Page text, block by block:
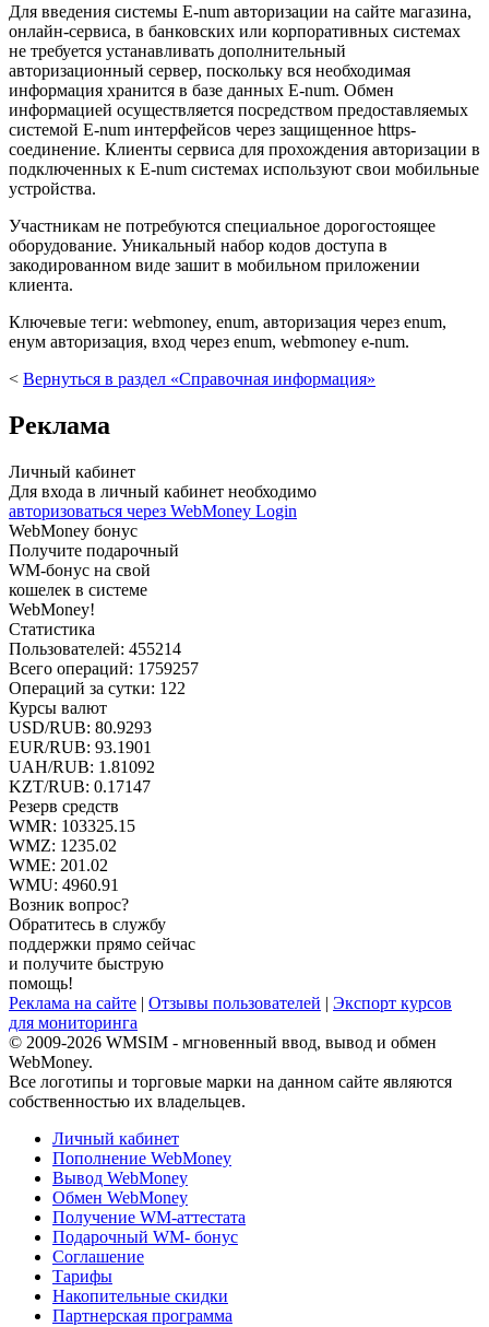
Для введения системы E-num авторизации на сайте магазина,
онлайн-сервиса, в банковских или корпоративных системах
не требуется устанавливать дополнительный
авторизационный сервер, поскольку вся необходимая
информация хранится в базе данных E-num. Обмен
информацией осуществляется посредством предоставляемых
системой E-num интерфейсов через защищенное https-
соединение. Клиенты сервиса для прохождения авторизации в
подключенных к E-num системах используют свои мобильные
устройства.
Участникам не потребуются специальное дорогостоящее
оборудование. Уникальный набор кодов доступа в
закодированном виде зашит в мобильном приложении
клиента.
Ключевые теги: webmoney, enum, авторизация через enum,
енум авторизация, вход через enum, webmoney e-num.
< Вернуться в раздел «Справочная информация»
Реклама
Личный кабинет
Для входа в личный кабинет необходимо
авторизоваться через WebMoney Login
WebMoney бонус
Получите подарочный
WM-бонус на свой
кошелек в системе
WebMoney!
Статистика
Пользователей: 455214
Всего операций: 1759257
Операций за сутки: 122
Курсы валют
USD/RUB: 80.9293
EUR/RUB: 93.1901
UAH/RUB: 1.81092
KZT/RUB: 0.17147
Резерв средств
WMR: 103325.15
WMZ: 1235.02
WME: 201.02
WMU: 4960.91
Возник вопрос?
Обратитесь в службу
поддержки прямо сейчас
и получите быструю
помощь!
Реклама на сайте | Отзывы пользователей | Экспорт курсов
для мониторинга
© 2009-2026 WMSIM - мгновенный ввод, вывод и обмен
WebMoney.
Все логотипы и торговые марки на данном сайте являются
собственностью их владельцев.
Личный кабинет
Пополнение WebMoney
Вывод WebMoney
Обмен WebMoney
Получение WM-аттестата
Подарочный WM- бонус
Соглашение
Тарифы
Накопительные скидки
Партнерская программа